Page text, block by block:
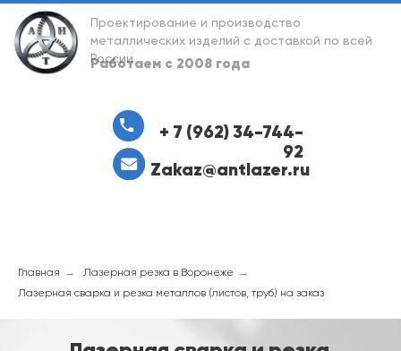
Проектирование и производство
металлических изделий с доставкой по всей
России
Работаем с 2008 года
Zakaz@antlazer.ru
Главная → Лазерная резка в Воронеже →
Лазерная сварка и резка металлов (листов, труб) на заказ